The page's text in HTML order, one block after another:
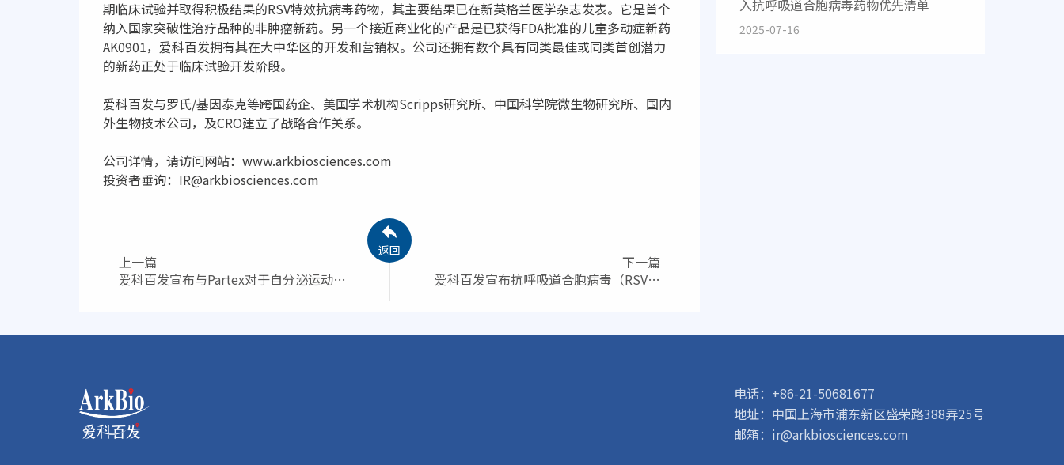
期临床试验并取得积极结果的RSV特效抗病毒药物，其主要结果已在新英格兰医学杂志发表。它是首个
纳入国家突破性治疗品种的非肿瘤新药。另一个接近商业化的产品是已获得FDA批准的儿童多动症新药
AK0901，爱科百发拥有其在大中华区的开发和营销权。公司还拥有数个具有同类最佳或同类首创潜力
的新药正处于临床试验开发阶段。
爱科百发与罗氏/基因泰克等跨国药企、美国学术机构Scripps研究所、中国科学院微生物研究所、国内
外生物技术公司，及CRO建立了战略合作关系。
公司详情，请访问网站：www.arkbiosciences.com
投资者垂询：IR@arkbiosciences.com
上一篇
爱科百发宣布与Partex对于自分泌运动因
下一篇
爱科百发宣布抗呼吸道合胞病毒（RSV）
返回
入抗呼吸道合胞病毒药物优先清单
2025-07-16
电话：+86-21-50681677
地址：中国上海市浦东新区盛荣路388弄25号
邮箱：ir@arkbiosciences.com